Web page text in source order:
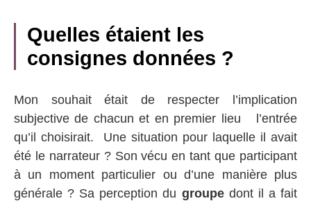
Quelles étaient les
consignes données ?
Mon souhait était de respecter l’implication
subjective de chacun et en premier lieu l’entrée
qu’il choisirait. Une situation pour laquelle il avait
été le narrateur ? Son vécu en tant que participant
à un moment particulier ou d’une manière plus
générale ? Sa perception du groupedont il a fait